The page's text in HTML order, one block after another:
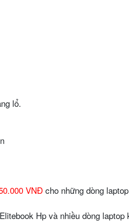
lổ.
VNĐ cho những dòng
Hp và nhiều dòng